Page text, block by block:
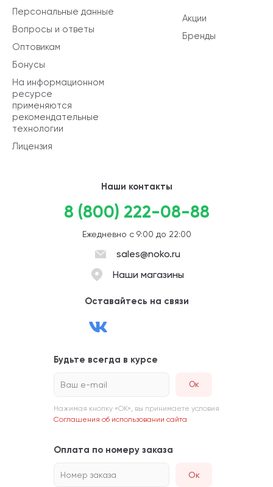
Акции
Бренды
Персональные данные
Вопросы и ответы
Оптовикам
Бонусы
На информационном
ресурсе
применяются
рекомендательные
технологии
Лицензия
Наши контакты
8 (800) 222-08-88
Ежедневно с 9:00 до 22:00
sales@noko.ru
Наши магазины
Оставайтесь на связи
Будьте всегда в курсе
Ваш e-mail
Нажимая кнопку «ОК», вы принимаете условия
Соглашения об использовании сайта
Оплата по номеру заказа
Номер заказа Ок